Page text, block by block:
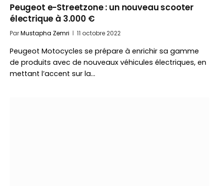
Peugeot e-Streetzone : un nouveau scooter
électrique à 3.000 €
ParMustapha Zemri 11 octobre 2022
Peugeot Motocycles se prépare à enrichir sa gamme
de produits avec de nouveaux véhicules électriques, en
mettant l’accent sur la…